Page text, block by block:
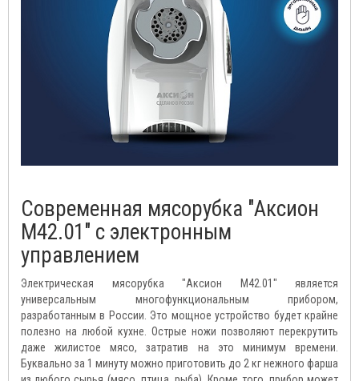
Современная мясорубка "Аксион
М42.01" с электронным
управлением
Электрическая мясорубка "Аксион М42.01" является
универсальным многофункциональным прибором,
разработанным в России. Это мощное устройство будет крайне
полезно на любой кухне. Острые ножи позволяют перекрутить
даже жилистое мясо, затратив на это минимум времени.
Буквально за 1 минуту можно приготовить до 2 кг нежного фарша